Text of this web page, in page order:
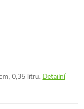
0,35 litru. Detailní